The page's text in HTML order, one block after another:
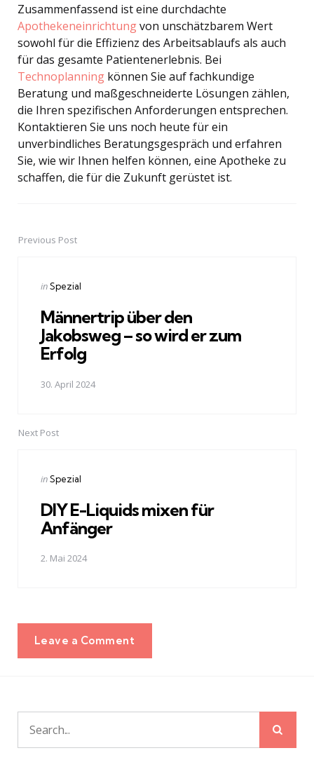
Zusammenfassend ist eine durchdachte
Apothekeneinrichtungvon unschätzbarem Wert
sowohl für die Effizienz des Arbeitsablaufs als auch
für das gesamte Patientenerlebnis. Bei
Technoplanning können Sie auf fachkundige
Beratung und maßgeschneiderte Lösungen zählen,
die Ihren spezifischen Anforderungen entsprechen.
Kontaktieren Sie uns noch heute für ein
unverbindliches Beratungsgespräch und erfahren
Sie, wie wir Ihnen helfen können, eine Apotheke zu
schaffen, die für die Zukunft gerüstet ist.
PostPrevious Post
Posted
inSpezial
Männertrip über den
Jakobsweg – so wird er zum
Erfolg
30. April 2024
Next Post
Posted
inSpezial
DIY E-Liquids mixen für
Anfänger
2. Mai 2024
Leave a Comment
Search
for: